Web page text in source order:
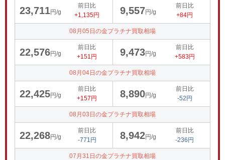
23,711円/g
前日比
+1,135円
9,557円/g
前日比
+84円
08月05日の金プラチナ買取相場
22,576円/g
前日比
+151円
9,473円/g
前日比
+583円
08月04日の金プラチナ買取相場
22,425円/g
前日比
+157円
8,890円/g
前日比
-52円
08月03日の金プラチナ買取相場
22,268円/g
前日比
-771円
8,942円/g
前日比
-236円
07月31日の金プラチナ買取相場